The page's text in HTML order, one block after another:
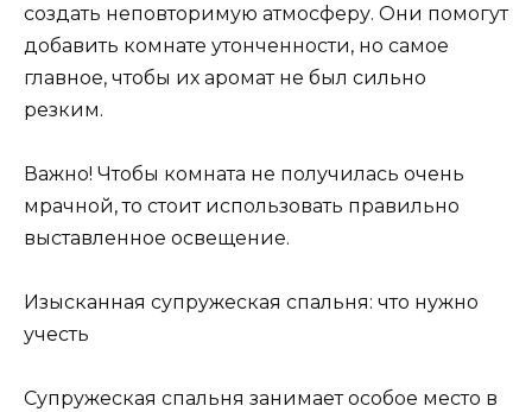
создать неповторимую атмосферу. Они помогут
добавить комнате утонченности, но самое
главное, чтобы их аромат не был сильно
резким.
Важно! Чтобы комната не получилась очень
мрачной, то стоит использовать правильно
выставленное освещение.
Изысканная супружеская спальня: что нужно
учесть
Супружеская спальня занимает особое место в